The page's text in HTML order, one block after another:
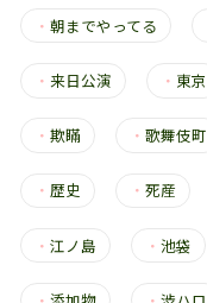
・ 朝までやってる
・ 来日公演 ・ 東京
・ 欺瞞 ・歌舞伎町
・ 歴史 ・死産
・ 江ノ島 ・池袋